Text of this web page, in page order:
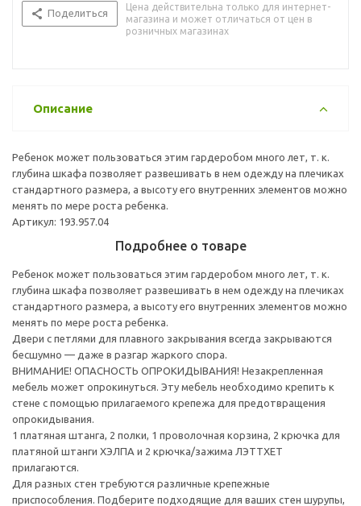
Поделиться
Цена действительна только для интернет-
магазина и может отличаться от цен в
розничных магазинах
Описание
Ребенок может пользоваться этим гардеробом много лет, т. к.
глубина шкафа позволяет развешивать в нем одежду на плечиках
стандартного размера, а высоту его внутренних элементов можно
менять по мере роста ребенка.
Артикул: 193.957.04
Подробнее о товаре
Ребенок может пользоваться этим гардеробом много лет, т. к.
глубина шкафа позволяет развешивать в нем одежду на плечиках
стандартного размера, а высоту его внутренних элементов можно
менять по мере роста ребенка.
Двери с петлями для плавного закрывания всегда закрываются
бесшумно — даже в разгар жаркого спора.
ВНИМАНИЕ! ОПАСНОСТЬ ОПРОКИДЫВАНИЯ! Незакрепленная
мебель может опрокинуться. Эту мебель необходимо крепить к
стене с помощью прилагаемого крепежа для предотвращения
опрокидывания.
1 платяная штанга, 2 полки, 1 проволочная корзина, 2 крючка для
платяной штанги ХЭЛПА и 2 крючка/зажима ЛЭТТХЕТ
прилагаются.
Для разных стен требуются различные крепежные
приспособления. Подберите подходящие для ваших стен шурупы,